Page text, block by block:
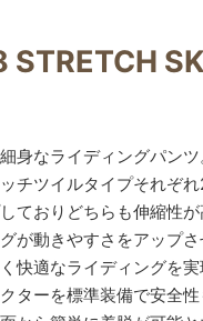
STRETCH
身なライディングパン
チツイルタイプそれぞ
ておりどちらも伸縮性
が動きやすさをアップ
快適なライディングを
ターを標準装備で安全性